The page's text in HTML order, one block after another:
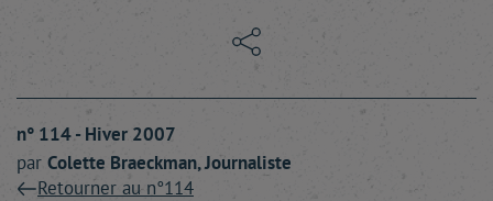
n° 114 - Hiver 2007
par Colette Braeckman, Journaliste
Retourner au n°114